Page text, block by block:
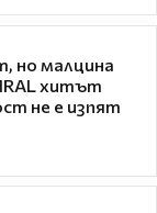
но малцина
хитът
не е изпят